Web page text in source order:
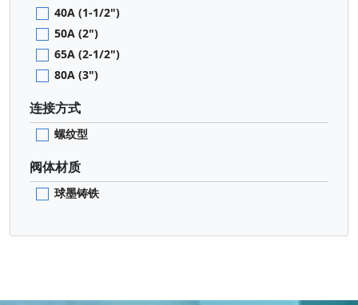
40A (1-1/2")
50A (2")
65A (2-1/2")
80A (3")
连接方式
螺纹型
阀体材质
球墨铸铁